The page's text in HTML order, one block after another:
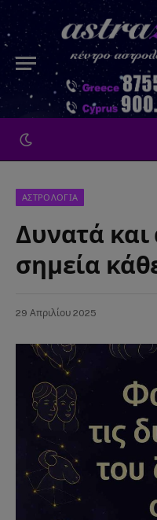
ΑΣΤΡΟΛΟΓΙΑ
Δυνατά
σημεία
29 Απριλίου 2025